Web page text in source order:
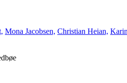
Mona Jacobsen, Christian Heian,